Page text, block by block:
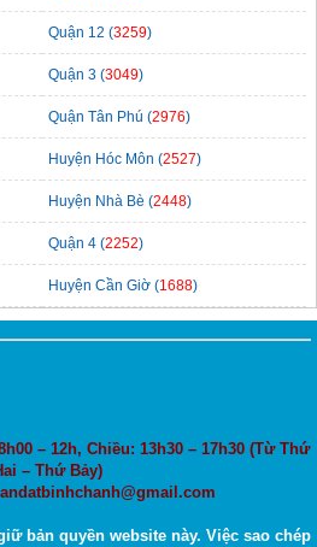
Quận 12 (3259)
Quận 3 (3049)
Quận Tân Phú (2976)
Huyện Hóc Môn (2527)
Huyện Nhà Bè (2448)
Quận 4 (2252)
Huyện Cần Giờ (1688)
– 12h, Chiều: 13h30 – 17h30 (Từ Thứ
– Thứ Bảy)
bản quyền website này. Việc sao chép